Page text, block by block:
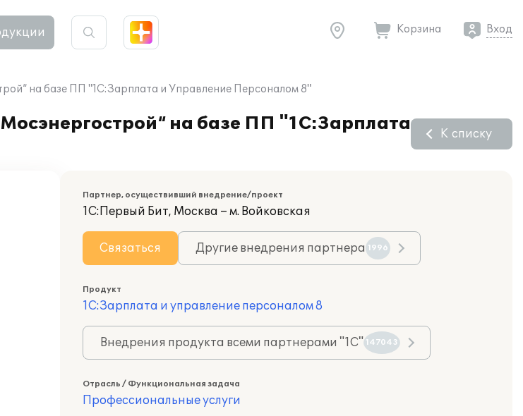
Корзина Вход
на базе ПП "1С:Зарплата и Управление Персоналом 8"
на базе ПП "1С:Зарплата
К списку
Партнер, осуществивший внедрение/проект
1С:Первый Бит, Москва – м. Войковская
Связаться Другие внедрения партнера 1996
Продукт
1С:Зарплата и управление персоналом 8
Внедрения продукта всеми партнерами "1С" 147043
Отрасль / Функциональная задача
Профессиональные услуги